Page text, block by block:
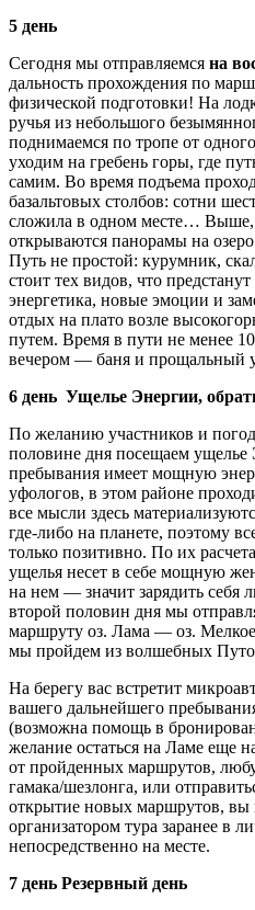
5 день
Сегодня мы отправляемся на
дальность прохождения по
физической подготовки! На
ручья из небольшого
поднимаемся по тропе от
уходим на гребень горы, где
самим. Во время подъема
базальтовых столбов: сотни
сложила в одном месте… Выше,
открываются панорамы на
Путь не простой: курумник,
стоит тех видов, что
энергетика, новые эмоции и
отдых на плато возле
путем. Время в пути не менее
вечером — баня и прощальный
6 день Ущелье Энергии,
По желанию участников и
половине дня посещаем
пребывания имеет мощную
уфологов, в этом районе
все мысли здесь
где-либо на планете, поэтому
только позитивно. По их
ущелья несет в себе мощную
на нем — значит зарядить себя
второй половин дня мы
маршруту оз. Лама — оз.
мы пройдем из волшебных
На берегу вас встретит
вашего дальнейшего
(возможна помощь в
желание остаться на Ламе еще
от пройденных маршрутов,
гамака/шезлонга, или
открытие новых маршрутов, вы
организатором тура заранее в
непосредственно на месте.
7 день Резервный день